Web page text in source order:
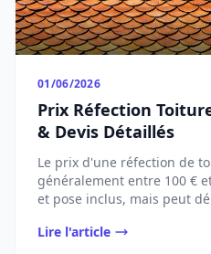
01/06/2026
Prix Réfection
& Devis Détaillés
Le prix d'une réfection de
généralement entre 100 €
et pose inclus, mais peut
Lire l'article